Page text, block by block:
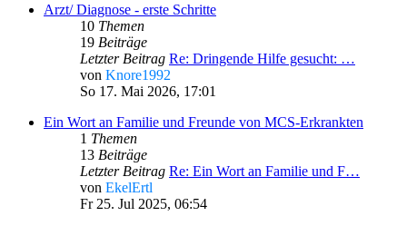
Arzt/ Diagnose - erste Schritte
10 Themen
19 Beiträge
Letzter Beitrag Re: Dringende Hilfe gesucht: …
von Knore1992
So 17. Mai 2026, 17:01
Ein Wort an Familie und Freunde von MCS-Erkrankten
1 Themen
13 Beiträge
Letzter Beitrag Re: Ein Wort an Familie und F…
von EkelErtl
Fr 25. Jul 2025, 06:54